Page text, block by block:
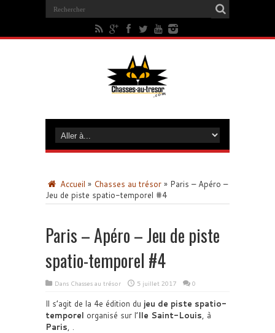
Accueil » Chasses au trésor » Paris – Apéro –
Jeu de piste spatio-temporel #4
Paris – Apéro – Jeu de piste
spatio-temporel #4
Dans Chasses au trésor 5 juillet 2017 0
Il s’agit de la 4e édition du jeu de piste spatio-
temporel organisé sur l’Ile Saint-Louis, à
Paris, .